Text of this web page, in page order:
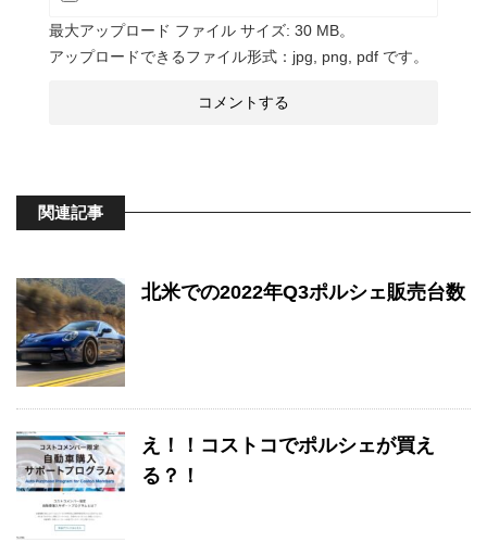
最大アップロード ファイル サイズ: 30 MB。
アップロードできるファイル形式：jpg, png, pdf です。
関連記事
北米での2022年Q3ポルシェ販売台数
え！！コストコでポルシェが買え
る？！